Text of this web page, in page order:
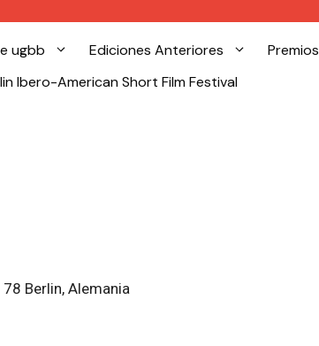
ugbb Ediciones Anteriores Premios
Ibero-American Short Film Festival
Berlin, Alemania